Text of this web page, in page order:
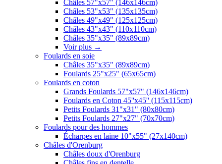
Châles 57"x57" (146x146cm)
Châles 53"x53" (135x135cm)
Châles 49"x49" (125x125cm)
Châles 43"x43" (110x110cm)
Châles 35"x35" (89x89cm)
Voir plus →
Foulards en soie
Châles 35"x35" (89x89cm)
Foulards 25"x25" (65x65cm)
Foulards en coton
Grands Foulards 57"x57" (146x146cm)
Foulards en Coton 45''x45'' (115x115cm)
Petits Foulards 31"x31" (80x80cm)
Petits Foulards 27"x27" (70x70cm)
Foulards pour des hommes
Écharpes en laine 10"x55" (27x140cm)
Châles d'Orenburg
Châles doux d'Orenburg